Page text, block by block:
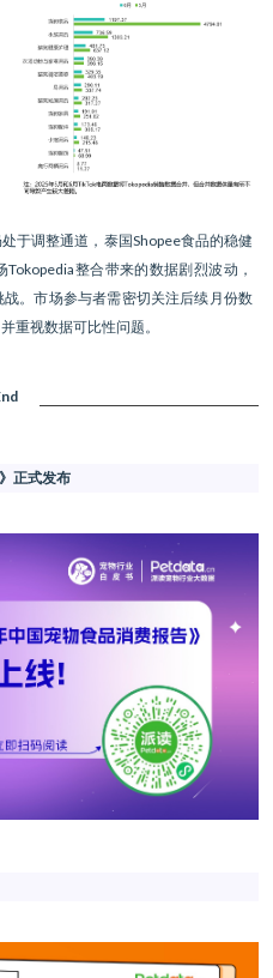
于调整通道，泰国Shopee食品的稳健
整合带来的数据剧烈波动，
。市场参与者需密切关注后续月份数
重视数据可比性问题。
正式发布